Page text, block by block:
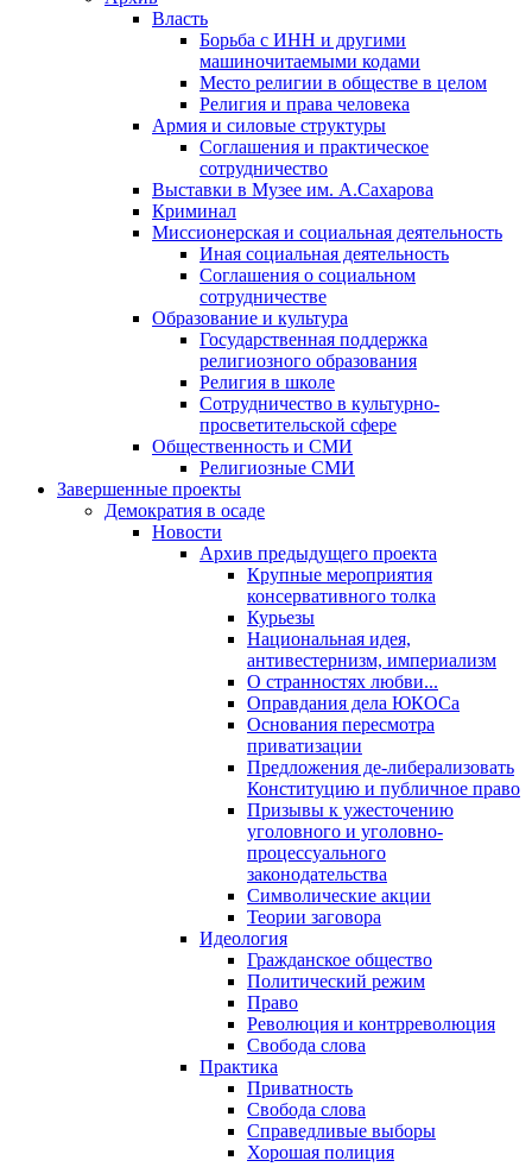
Власть
Борьба с ИНН и другими
машиночитаемыми кодами
Место религии в обществе в целом
Религия и права человека
Армия и силовые структуры
Соглашения и практическое
сотрудничество
Выставки в Музее им. А.Сахарова
Криминал
Миссионерская и социальная деятельность
Иная социальная деятельность
Соглашения о социальном
сотрудничестве
Образование и культура
Государственная поддержка
религиозного образования
Религия в школе
Сотрудничество в культурно-
просветительской сфере
Общественность и СМИ
Религиозные СМИ
Завершенные проекты
Демократия в осаде
Новости
Архив предыдущего проекта
Крупные мероприятия
консервативного толка
Курьезы
Национальная идея,
антивестернизм, империализм
О странностях любви...
Оправдания дела ЮКОСа
Основания пересмотра
приватизации
Предложения де-либерализовать
Конституцию и публичное право
Призывы к ужесточению
уголовного и уголовно-
процессуального
законодательства
Символические акции
Теории заговора
Идеология
Гражданское общество
Политический режим
Право
Революция и контрреволюция
Свобода слова
Практика
Приватность
Свобода слова
Справедливые выборы
Хорошая полиция